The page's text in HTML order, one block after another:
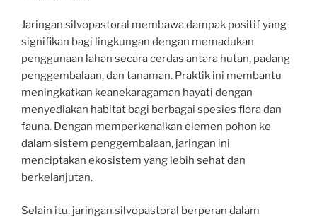
Jaringan silvopastoral membawa dampak positif yang
signifikan bagi lingkungan dengan memadukan
penggunaan lahan secara cerdas antara hutan, padang
penggembalaan, dan tanaman. Praktik ini membantu
meningkatkan keanekaragaman hayati dengan
menyediakan habitat bagi berbagai spesies flora dan
fauna. Dengan memperkenalkan elemen pohon ke
dalam sistem penggembalaan, jaringan ini
menciptakan ekosistem yang lebih sehat dan
berkelanjutan.
Selain itu, jaringan silvopastoral berperan dalam